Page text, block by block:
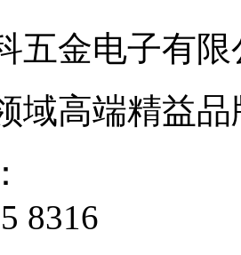
五金电子有限
域高端精益
8316